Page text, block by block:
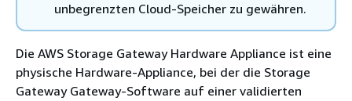
unbegrenzten Cloud-Speicher zu gewähren.
Die AWS Storage Gateway Hardware Appliance ist eine
physische Hardware-Appliance, bei der die Storage
Gateway Gateway-Software auf einer validierten